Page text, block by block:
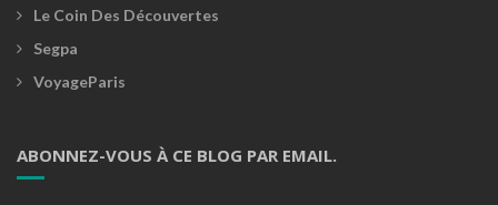
Le Coin Des Découvertes
Segpa
VoyageParis
ABONNEZ-VOUS À CE BLOG PAR EMAIL.